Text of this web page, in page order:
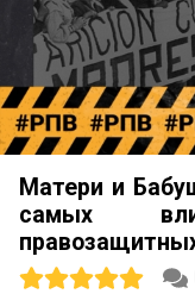
Матери и
самых